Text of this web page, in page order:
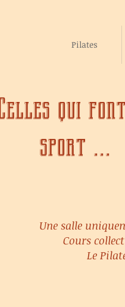
Pilates
qui
sport ...
Une salle
Cours
Le